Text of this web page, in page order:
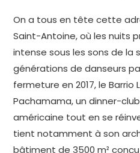
On a tous en tête cette
Saint-Antoine, où les nuits
intense sous les sons de la
générations de danseurs
fermeture en 2017, le
Pachamama, un dinner-
américaine tout en se
tient notamment à son
bâtiment de 3500 m²